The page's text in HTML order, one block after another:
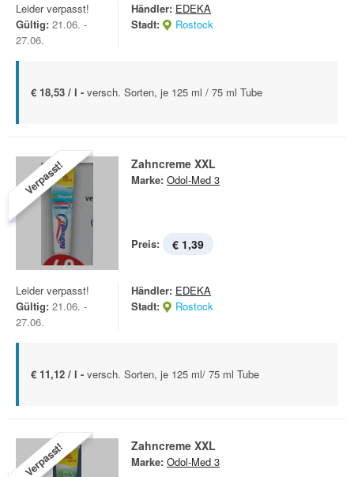
Leider verpasst!
Gültig: 21.06. -
27.06.
Händler: EDEKA
Stadt:
Rostock
€ 18,53 / l - versch. Sorten, je 125 ml / 75 ml Tube
Verpasst! Zahncreme XXL
Marke: Odol-Med 3
Preis: € 1,39
Leider verpasst!
Gültig: 21.06. -
27.06.
Händler: EDEKA
Stadt:
Rostock
€ 11,12 / l - versch. Sorten, je 125 ml/ 75 ml Tube
Verpasst! Zahncreme XXL
Marke: Odol-Med 3